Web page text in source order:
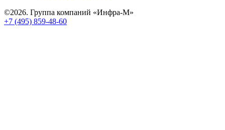
©2026. Группа компаний «Инфра-М»
+7 (495) 859-48-60